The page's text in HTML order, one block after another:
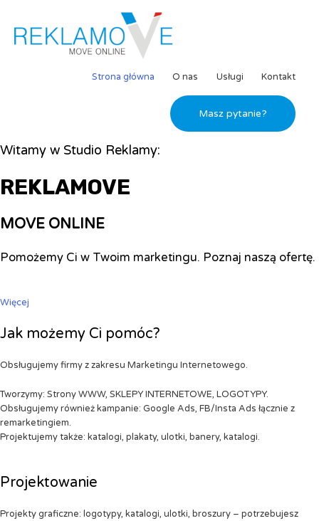
Strona główna O nas Usługi Kontakt
Masz pytanie?
Witamy w Studio Reklamy:
REKLAMOVE
MOVE ONLINE
Pomożemy Ci w Twoim marketingu. Poznaj naszą ofertę.
Więcej
Jak możemy Ci pomóc?
Obsługujemy firmy z zakresu Marketingu Internetowego.
Tworzymy: Strony WWW, SKLEPY INTERNETOWE, LOGOTYPY.
Obsługujemy również kampanie: Google Ads, FB/Insta Ads łącznie z
remarketingiem.
Projektujemy także: katalogi, plakaty, ulotki, banery, katalogi.
Projektowanie
Projekty graficzne: logotypy, katalogi, ulotki, broszury – potrzebujesz